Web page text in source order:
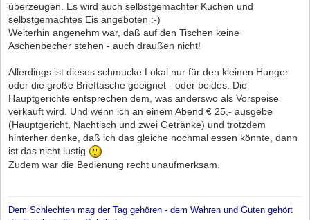
überzeugen. Es wird auch selbstgemachter Kuchen und
selbstgemachtes Eis angeboten :-)
Weiterhin angenehm war, daß auf den Tischen keine
Aschenbecher stehen - auch draußen nicht!
Allerdings ist dieses schmucke Lokal nur für den kleinen Hunger
oder die große Brieftasche geeignet - oder beides. Die
Hauptgerichte entsprechen dem, was anderswo als Vorspeise
verkauft wird. Und wenn ich an einem Abend € 25,- ausgebe
(Hauptgericht, Nachtisch und zwei Getränke) und trotzdem
hinterher denke, daß ich das gleiche nochmal essen könnte, dann
ist das nicht lustig
Zudem war die Bedienung recht unaufmerksam.
Dem Schlechten mag der Tag gehören - dem Wahren und Guten gehört